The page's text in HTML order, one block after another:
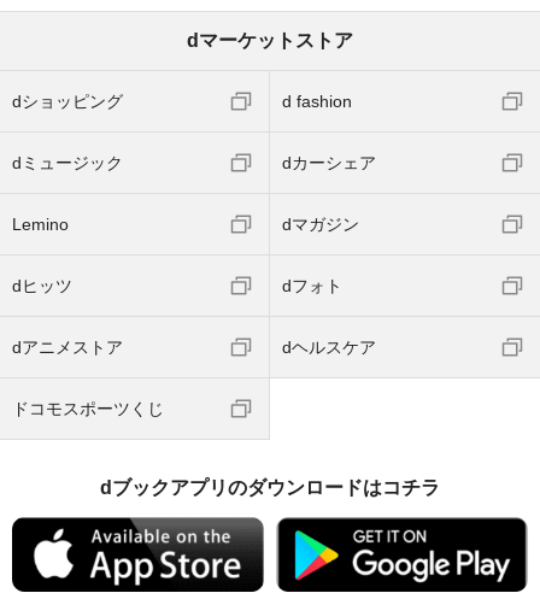
dマーケットストア
dショッピング d fashion
dミュージック dカーシェア
Lemino dマガジン
dヒッツ dフォト
dアニメストア dヘルスケア
ドコモスポーツくじ
dブックアプリのダウンロードはコチラ